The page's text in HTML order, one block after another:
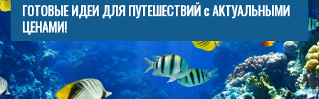
ГОТОВЫЕ ИДЕИ ДЛЯ ПУТЕШЕСТВИЙ с АКТУАЛЬНЫМИ
ЦЕНАМИ!